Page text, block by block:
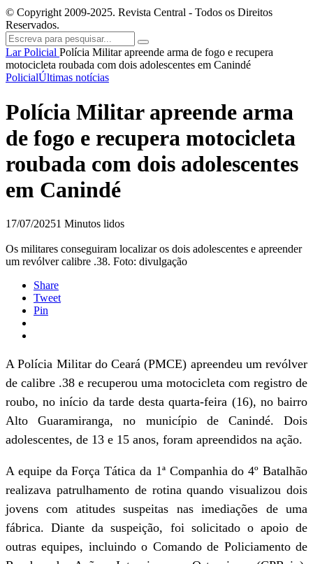
© Copyright 2009-2025. Revista Central - Todos os Direitos
Reservados.
LarPolicial Polícia Militar apreende arma de fogo e recupera
motocicleta roubada com dois adolescentes em Canindé
PolicialÚltimas notícias
Polícia Militar apreende arma
de fogo e recupera motocicleta
roubada com dois adolescentes
em Canindé
17/07/20251 Minutos lidos
Os militares conseguiram localizar os dois adolescentes e apreender
um revólver calibre .38. Foto: divulgação
Share
Tweet
Pin
A Polícia Militar do Ceará (PMCE) apreendeu um revólver
de calibre .38 e recuperou uma motocicleta com registro de
roubo, no início da tarde desta quarta-feira (16), no bairro
Alto Guaramiranga, no município de Canindé. Dois
adolescentes, de 13 e 15 anos, foram apreendidos na ação.
A equipe da Força Tática da 1ª Companhia do 4º Batalhão
realizava patrulhamento de rotina quando visualizou dois
jovens com atitudes suspeitas nas imediações de uma
fábrica. Diante da suspeição, foi solicitado o apoio de
outras equipes, incluindo o Comando de Policiamento de